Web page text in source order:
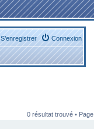
Connexion
S’enregistrer
0 résultat trouvé • Page